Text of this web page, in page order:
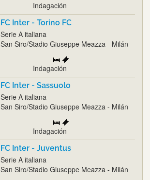
Indagación
FC Inter - Torino FC
Serie A italiana
San Siro/Stadio Giuseppe Meazza - Milán
Indagación
FC Inter - Sassuolo
Serie A italiana
San Siro/Stadio Giuseppe Meazza - Milán
Indagación
FC Inter - Juventus
Serie A italiana
San Siro/Stadio Giuseppe Meazza - Milán